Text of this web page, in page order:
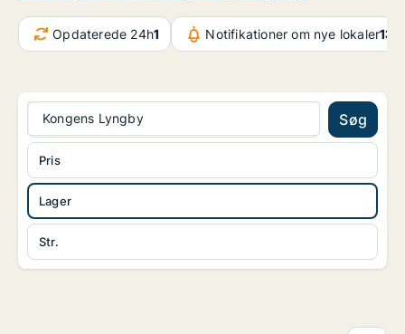
Opdaterede 24h1 Notifikationer om nye lokaler132
Kongens Lyngby Søg
Lager
Str.
Pris